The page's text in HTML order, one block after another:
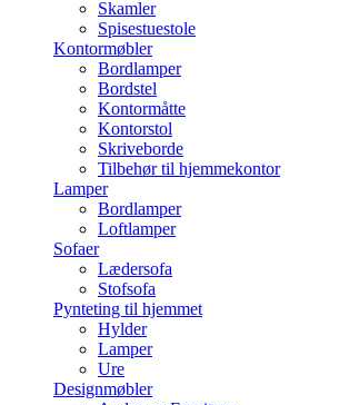
Skamler
Spisestuestole
Kontormøbler
Bordlamper
Bordstel
Kontormåtte
Kontorstol
Skriveborde
Tilbehør til hjemmekontor
Lamper
Bordlamper
Loftlamper
Sofaer
Lædersofa
Stofsofa
Pynteting til hjemmet
Hylder
Lamper
Ure
Designmøbler